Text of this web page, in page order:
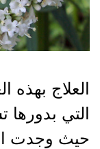
العلاج بهذه
التي
حيث وجدت